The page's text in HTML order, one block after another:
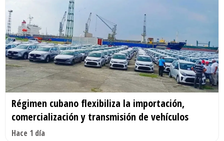
Régimen cubano flexibiliza la importación,
comercialización y transmisión de vehículos
Hace 1 día